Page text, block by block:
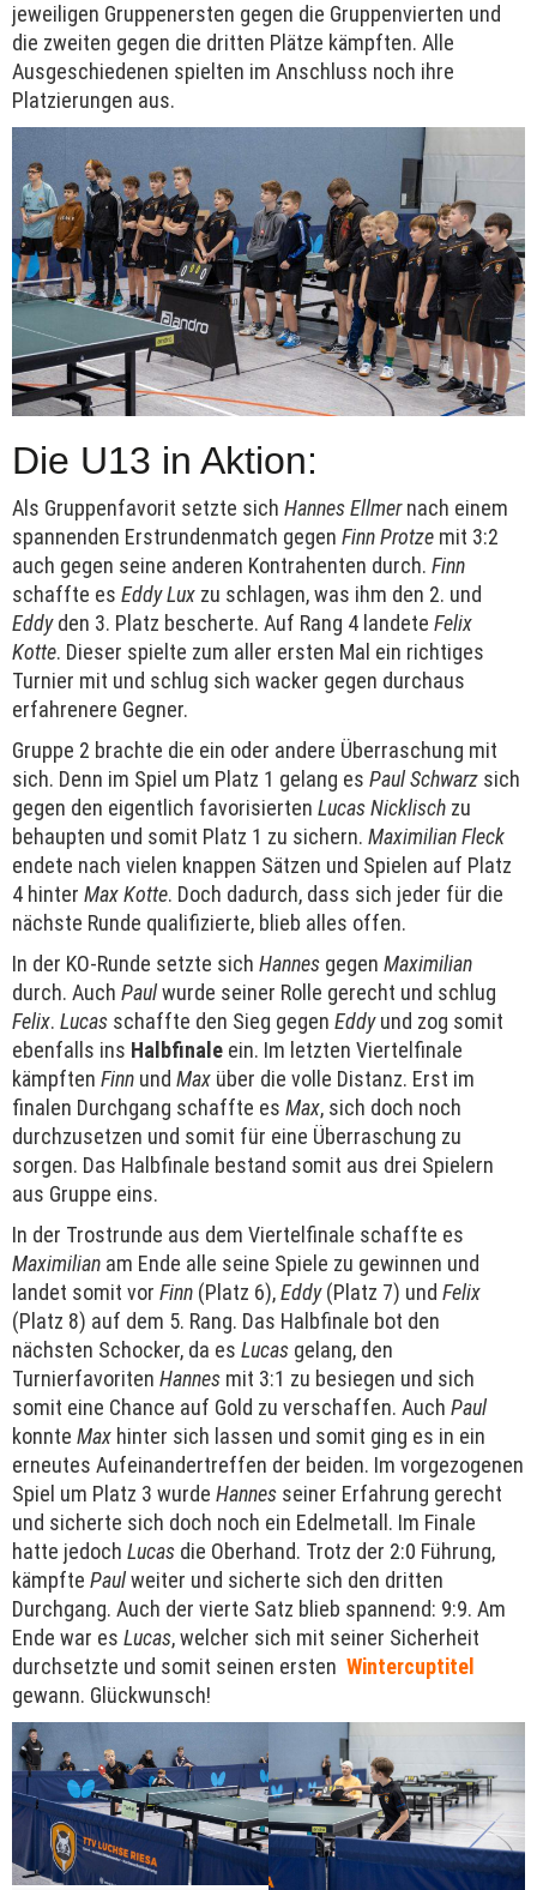
jeweiligen Gruppenersten gegen die Gruppenvierten und
die zweiten gegen die dritten Plätze kämpften. Alle
Ausgeschiedenen spielten im Anschluss noch ihre
Platzierungen aus.
Die U13 in Aktion:
Als Gruppenfavorit setzte sich Hannes Ellmernach einem
spannenden Erstrundenmatch gegen Finn Protze mit 3:2
auch gegen seine anderen Kontrahenten durch. Finn
schaffte es Eddy Lux zu schlagen, was ihm den 2. und
Eddyden 3. Platz bescherte. Auf Rang 4 landete Felix
Kotte. Dieser spielte zum aller ersten Mal ein richtiges
Turnier mit und schlug sich wacker gegen durchaus
erfahrenere Gegner.
Gruppe 2 brachte die ein oder andere Überraschung mit
sich. Denn im Spiel um Platz 1 gelang es Paul Schwarz sich
gegen den eigentlich favorisierten Lucas Nicklisch zu
behaupten und somit Platz 1 zu sichern. Maximilian Fleck
endete nach vielen knappen Sätzen und Spielen auf Platz
4 hinter Max Kotte. Doch dadurch, dass sich jeder für die
nächste Runde qualifizierte, blieb alles offen.
In der KO-Runde setzte sich Hannes gegen Maximilian
durch. Auch Paulwurde seiner Rolle gerecht und schlug
Felix. Lucas schaffte den Sieg gegen Eddyund zog somit
ebenfalls ins Halbfinale ein. Im letzten Viertelfinale
kämpften Finn und Max über die volle Distanz. Erst im
finalen Durchgang schaffte es Max, sich doch noch
durchzusetzen und somit für eine Überraschung zu
sorgen. Das Halbfinale bestand somit aus drei Spielern
aus Gruppe eins.
In der Trostrunde aus dem Viertelfinale schaffte es
Maximilian am Ende alle seine Spiele zu gewinnen und
landet somit vor Finn (Platz 6),Eddy(Platz 7) und Felix
(Platz 8) auf dem 5. Rang. Das Halbfinale bot den
nächsten Schocker, da es Lucas gelang, den
Turnierfavoriten Hannes mit 3:1 zu besiegen und sich
somit eine Chance auf Gold zu verschaffen. Auch Paul
konnte Max hinter sich lassen und somit ging es in ein
erneutes Aufeinandertreffen der beiden. Im vorgezogenen
Spiel um Platz 3 wurde Hannes seiner Erfahrung gerecht
und sicherte sich doch noch ein Edelmetall. Im Finale
hatte jedoch Lucas die Oberhand. Trotz der 2:0 Führung,
kämpfte Paulweiter und sicherte sich den dritten
Durchgang. Auch der vierte Satz blieb spannend: 9:9. Am
Ende war es Lucas, welcher sich mit seiner Sicherheit
durchsetzte und somit seinen ersten Wintercuptitel
gewann. Glückwunsch!